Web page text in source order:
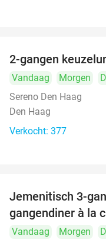
2-gangen
Vandaag Morgen
Sereno Den Haag
Den Haag
Verkocht: 377
Jemenitisch 3-
gangendiner à la
Vandaag Morgen